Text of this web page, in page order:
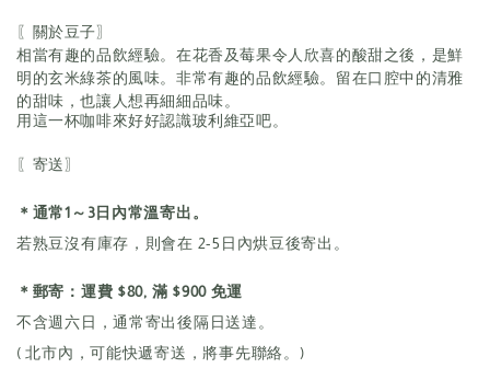
〖關於豆子〗
相當有趣的品飲經驗。在花香及莓果令人欣喜的酸甜之後，是鮮
明的玄米綠茶的風味。非常有趣的品飲經驗。留在口腔中的清雅
的甜味，也讓人想再細細品味。
用這一杯咖啡來好好認識玻利維亞吧。
〖寄送〗
＊通常1～3日內常溫寄出。
若熟豆沒有庫存，則會在 2-5日內烘豆後寄出。
＊郵寄：運費 $80, 滿 $900 免運
不含週六日，通常寄出後隔日送達。
( 北市內，可能快遞寄送，將事先聯絡。)